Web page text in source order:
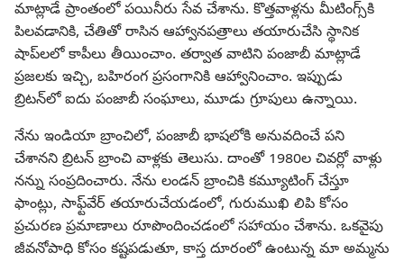
మాట్లాడే ప్రాంతంలో పయినీరు సేవ చేశాను. కొత్తవాళ్లను మీటింగ్స్‌కి
పిలవడానికి, చేతితో రాసిన ఆహ్వానపత్రాలు తయారుచేసి స్థానిక
షాప్‌లలో కాపీలు తీయించాం. తర్వాత వాటిని పంజాబీ మాట్లాడే
ప్రజలకు ఇచ్చి, బహిరంగ ప్రసంగానికి ఆహ్వానించాం. ఇప్పుడు
బ్రిటన్‌లో ఐదు పంజాబీ సంఘాలు, మూడు గ్రూపులు ఉన్నాయి.
నేను ఇండియా బ్రాంచిలో, పంజాబీ భాషలోకి అనువదించే పని
చేశానని బ్రిటన్‌ బ్రాంచి వాళ్లకు తెలుసు. దాంతో 1980ల చివర్లో వాళ్లు
నన్ను సంప్రదించారు. నేను లండన్‌ బ్రాంచికి కమ్యూటింగ్‌ చేస్తూ
ఫాంట్లు, సాఫ్ట్‌వేర్‌ తయారుచేయడంలో, గురుముఖి లిపి కోసం
ప్రచురణ ప్రమాణాలు రూపొందించడంలో సహాయం చేశాను. ఒకవైపు
జీవనోపాధి కోసం కష్టపడుతూ, కాస్త దూరంలో ఉంటున్న మా అమ్మను